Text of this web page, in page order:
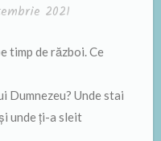
2021
timp de război. Ce
Dumnezeu? Unde stai
unde ți-a sleit